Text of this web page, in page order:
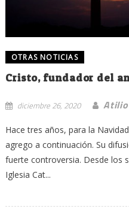
OTRAS NOTICIAS
Cristo, fundador del
diciembre 26, 2020
Hace tres años, para la
agrego a continuación. Su
fuerte controversia. Desde los
Iglesia Cat...